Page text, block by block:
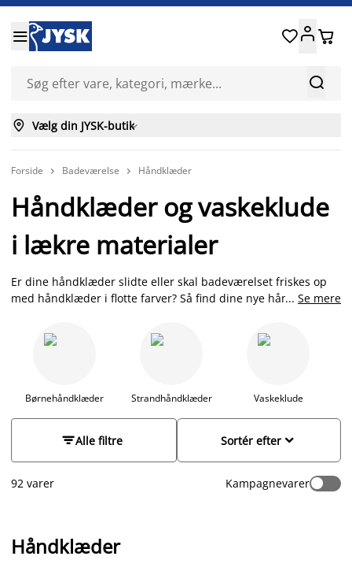


 
 Vælg din JYSK-butik
Forside  Badeværelse  Håndklæder
Håndklæder og vaskeklude
i lækre materialer
Er dine håndklæder slidte eller skal badeværelset friskes op
med håndklæder i flotte farver? Så find dine nye håndklæder
badehåndklæder, gæstehåndklæder, strandhåndklæder,
vaskeklude og børnehåndklæder i forskellige farver, mønstre,
samt andre aktuelle temaer som gaming og dyr. Nyd vores
... Se mere
Børnehåndklæder Strandhåndklæder Vaskeklude
Alle filtre 
Sortér efter
92 varer Kampagnevarer
Håndklæder